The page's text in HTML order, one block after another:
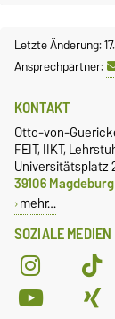
Letzte Änderung:
Ansprechpartner:
SOZIALE MEDIEN
KONTAKT
Otto-von-
FEIT, IIKT,
Universitätsplatz
39106 Magdeburg
mehr…